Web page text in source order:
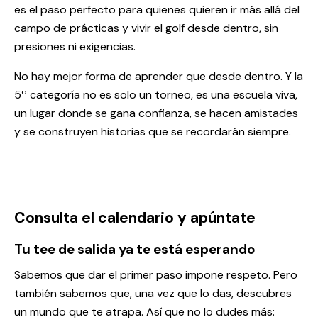
es el paso perfecto para quienes quieren ir más allá del
campo de prácticas y vivir el golf desde dentro, sin
presiones ni exigencias.
No hay mejor forma de aprender que desde dentro. Y la
5ª categoría no es solo un torneo, es una escuela viva,
un lugar donde se gana confianza, se hacen amistades
y se construyen historias que se recordarán siempre.
Consulta el calendario y apúntate
Tu tee de salida ya te está esperando
Sabemos que dar el primer paso impone respeto. Pero
también sabemos que, una vez que lo das, descubres
un mundo que te atrapa. Así que no lo dudes más: